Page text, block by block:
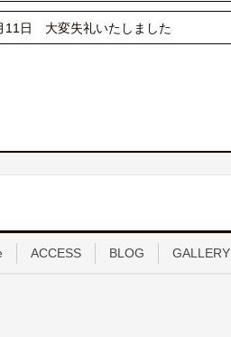
11日 大変失礼いたしました
ACCESS BLOG GALLERY